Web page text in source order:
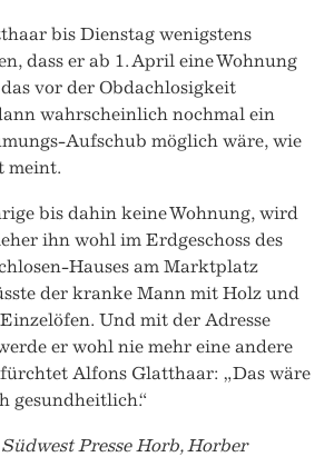
bis Dienstag wenigstens
dass er ab 1. April eine Wohnung
vor der Obdachlosigkeit
wahrscheinlich nochmal ein
Aufschub möglich wäre, wie
meint.
bis dahin keine Wohnung, wird
ihn wohl im Erdgeschoss des
Hauses am Marktplatz
der kranke Mann mit Holz und
Und mit der Adresse
er wohl nie mehr eine andere
Alfons Glatthaar: „Das wäre
gesundheitlich.“
Presse Horb, Horber